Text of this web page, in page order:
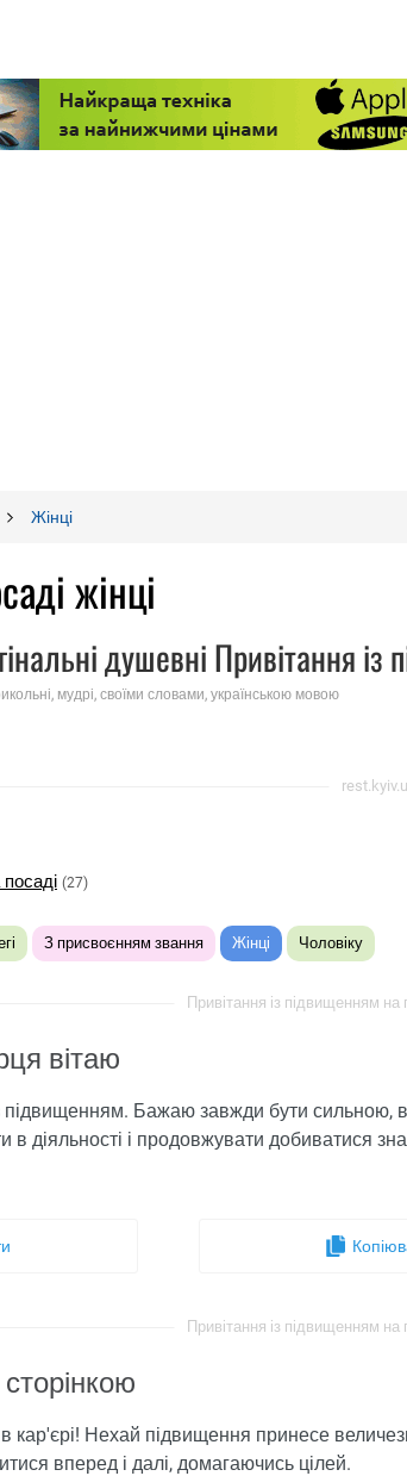
Жінці
жінці
душевні Привітання із
мудрі, своїми словами, українською мовою
(27)
З присвоєнням звання Жінці Чоловіку
Привітання із підвищенням на
вітаю
підвищенням. Бажаю завжди бути
діяльності і продовжувати добиватися
Привітання із підвищенням на
кар'єрі! Нехай підвищення принесе
вперед і далі, домагаючись цілей.